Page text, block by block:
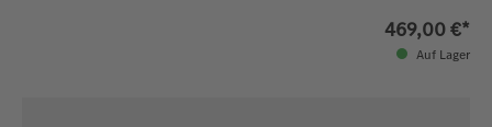
469,00 €*
Auf Lager